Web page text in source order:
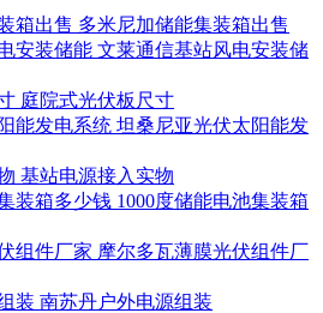
多米尼加储能集装箱出售
文莱通信基站风电安装储
庭院式光伏板尺寸
坦桑尼亚光伏太阳能发
基站电源接入实物
1000度储能电池集装箱
摩尔多瓦薄膜光伏组件厂
南苏丹户外电源组装